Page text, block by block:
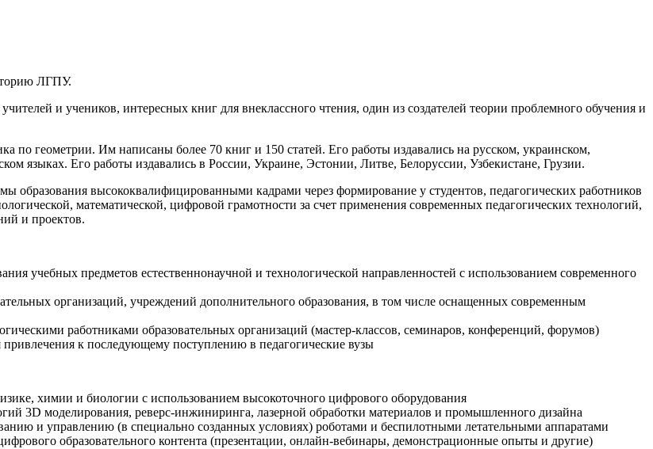
ЛГПУ.
и учеников, интересных книг для внеклассного чтения, один из создателей теории проблемного обучения и
по геометрии. Им написаны более 70 книг и 150 статей. Его работы издавались на русском, украинском,
языках. Его работы издавались в России, Украине, Эстонии, Литве, Белоруссии, Узбекистане, Грузии.
образования высококвалифицированными кадрами через формирование у студентов, педагогических работников
математической, цифровой грамотности за счет применения современных педагогических технологий,
и проектов.
учебных предметов естественнонаучной и технологической направленностей с использованием современного
организаций, учреждений дополнительного образования, в том числе оснащенных современным
работниками образовательных организаций (мастер-классов, семинаров, конференций, форумов)
к последующему поступлению в педагогические вузы
химии и биологии с использованием высокоточного цифрового оборудования
3D моделирования, реверс-инжиниринга, лазерной обработки материалов и промышленного дизайна
и управлению (в специально созданных условиях) роботами и беспилотными летательными аппаратами
образовательного контента (презентации, онлайн-вебинары, демонстрационные опыты и другие)